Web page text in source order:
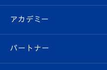
イベント
メディア
スタッフプロフィール
マスコット紹介
Revive Team
ヴィヴィくんの長崎おもて
フォトギャラリー
スタジアムグルメ
V-LOVERS（ファンクラブ
プレイヤーズスイート
オンラインショップ
店舗情報
アカデミー
育成からのお知らせ
パートナー